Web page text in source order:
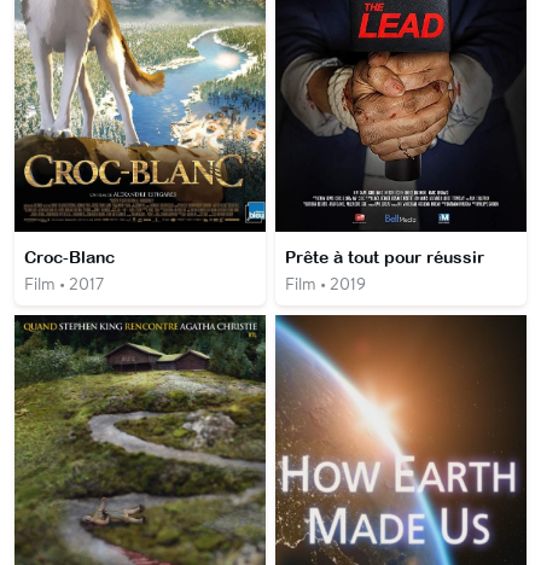
Croc-Blanc
Film • 2017
Prête à tout pour réussir
Film • 2019